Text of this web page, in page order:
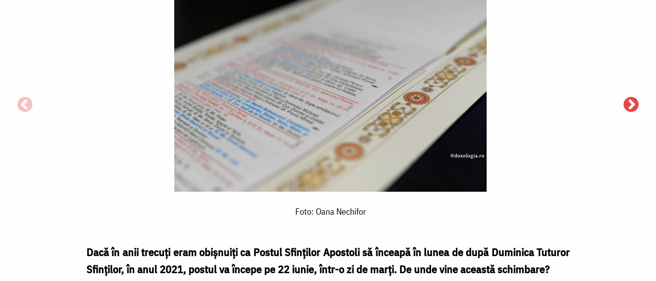
Foto: Oana Nechifor
Dacă în anii trecuți eram obișnuiți ca Postul Sfinților Apostoli să înceapă în lunea de după Duminica Tuturor
Sfinților, în anul 2021, postul va începe pe 22 iunie, într-o zi de marți. De unde vine această schimbare?